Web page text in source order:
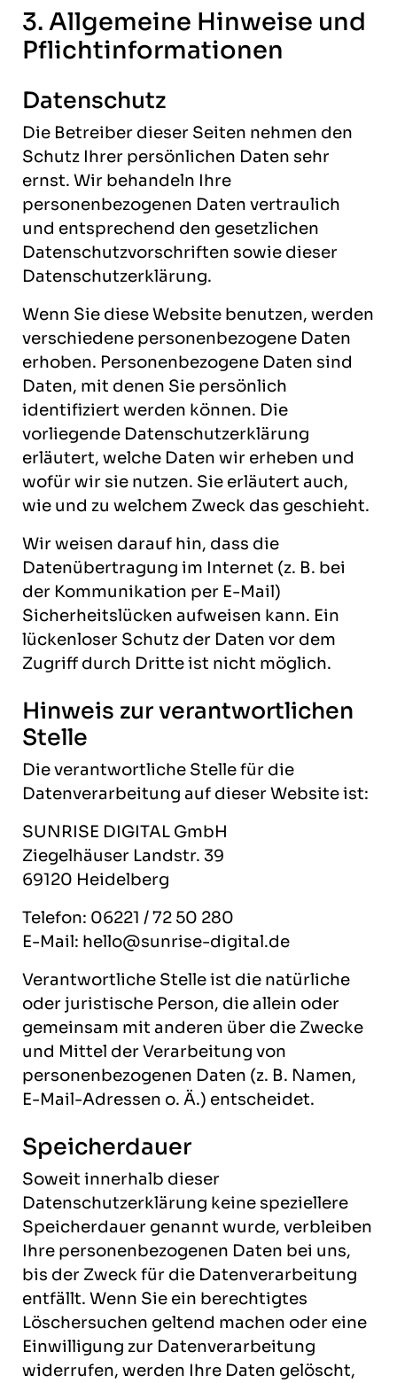
3. Allgemeine Hinweise und
Pflicht­informationen
Datenschutz
Die Betreiber dieser Seiten nehmen den
Schutz Ihrer persönlichen Daten sehr
ernst. Wir behandeln Ihre
personenbezogenen Daten vertraulich
und entsprechend den gesetzlichen
Datenschutzvorschriften sowie dieser
Datenschutzerklärung.
Wenn Sie diese Website benutzen, werden
verschiedene personenbezogene Daten
erhoben. Personenbezogene Daten sind
Daten, mit denen Sie persönlich
identifiziert werden können. Die
vorliegende Datenschutzerklärung
erläutert, welche Daten wir erheben und
wofür wir sie nutzen. Sie erläutert auch,
wie und zu welchem Zweck das geschieht.
Wir weisen darauf hin, dass die
Datenübertragung im Internet (z. B. bei
der Kommunikation per E-Mail)
Sicherheitslücken aufweisen kann. Ein
lückenloser Schutz der Daten vor dem
Zugriff durch Dritte ist nicht möglich.
Hinweis zur verantwortlichen
Stelle
Die verantwortliche Stelle für die
Datenverarbeitung auf dieser Website ist:
SUNRISE DIGITAL GmbH
Ziegelhäuser Landstr. 39
69120 Heidelberg
Telefon: 06221 / 72 50 280
E-Mail: hello@sunrise-digital.de
Verantwortliche Stelle ist die natürliche
oder juristische Person, die allein oder
gemeinsam mit anderen über die Zwecke
und Mittel der Verarbeitung von
personenbezogenen Daten (z. B. Namen,
E-Mail-Adressen o. Ä.) entscheidet.
Speicherdauer
Soweit innerhalb dieser
Datenschutzerklärung keine speziellere
Speicherdauer genannt wurde, verbleiben
Ihre personenbezogenen Daten bei uns,
bis der Zweck für die Datenverarbeitung
entfällt. Wenn Sie ein berechtigtes
Löschersuchen geltend machen oder eine
Einwilligung zur Datenverarbeitung
widerrufen, werden Ihre Daten gelöscht,